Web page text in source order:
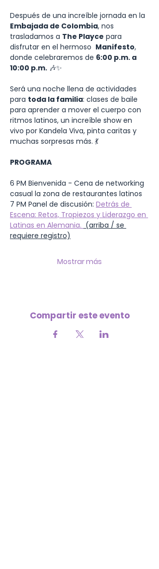
Después de una increíble jornada en la
Embajada de Colombia, nos
trasladamos a The Playce para
disfrutar en el hermoso Manifesto,
donde celebraremos de 6:00 p.m. a
10:00 p.m. 🎶✨
Será una noche llena de actividades
para toda la familia: clases de baile
para aprender a mover el cuerpo con
ritmos latinos, un increíble show en
vivo por Kandela Viva, pinta caritas y
muchas sorpresas más. 💃
PROGRAMA
6 PM Bienvenida - Cena de networking
casual la zona de restaurantes latinos
7 PM Panel de discusión: Detrás de
Escena: Retos, Tropiezos y Liderazgo en
Latinas en Alemania. (arriba / se
requiere registro)
Mostrar más
Compartir este evento